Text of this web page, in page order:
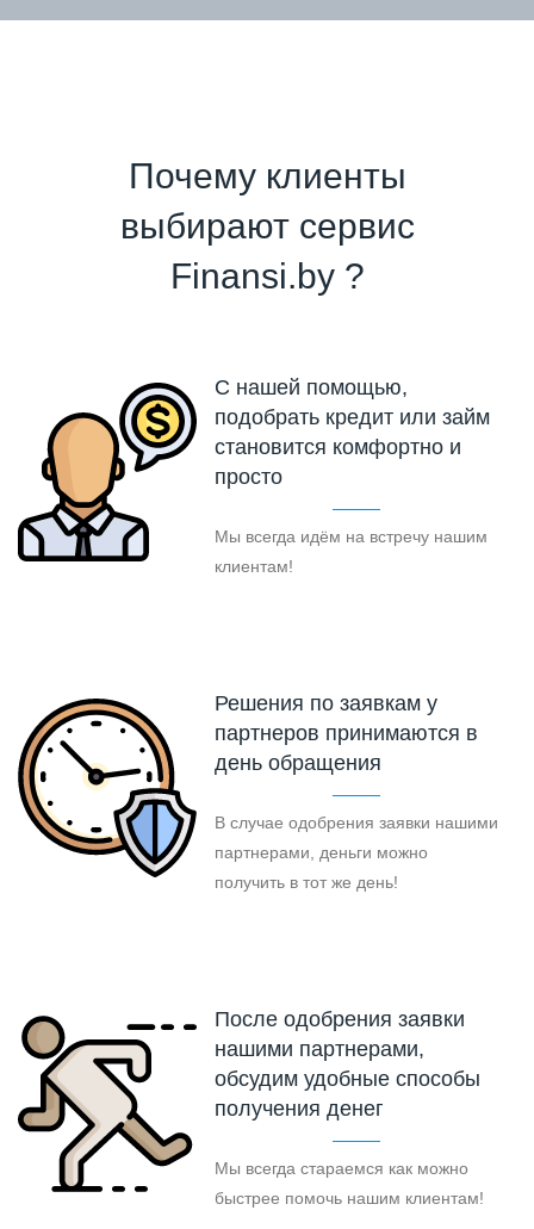
Почему клиенты
выбирают сервис
Finansi.by ?
С нашей помощью,
подобрать кредит или займ
становится комфортно и
просто
Мы всегда идём на встречу нашим
клиентам!
Решения по заявкам у
партнеров принимаются в
день обращения
В случае одобрения заявки нашими
партнерами, деньги можно
получить в тот же день!
После одобрения заявки
нашими партнерами,
обсудим удобные способы
получения денег
Мы всегда стараемся как можно
быстрее помочь нашим клиентам!